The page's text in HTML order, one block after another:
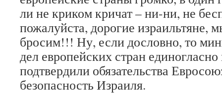
ли не криком кричат – ни-ни, не
пожалуйста, дорогие израильтяне,
бросим!!! Ну, если дословно, то
дел европейских стран
подтвердили обязательства
безопасность Израиля.